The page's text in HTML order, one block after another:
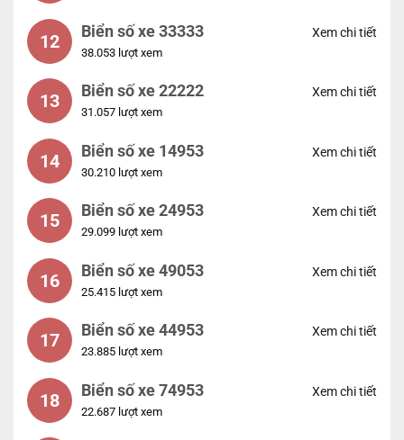
12 Biển số xe 33333
38.053 lượt xem
Xem chi tiết
13 Biển số xe 22222
31.057 lượt xem
Xem chi tiết
14 Biển số xe 14953
30.210 lượt xem
Xem chi tiết
15 Biển số xe 24953
29.099 lượt xem
Xem chi tiết
16 Biển số xe 49053
25.415 lượt xem
Xem chi tiết
17 Biển số xe 44953
23.885 lượt xem
Xem chi tiết
18 Biển số xe 74953
22.687 lượt xem
Xem chi tiết